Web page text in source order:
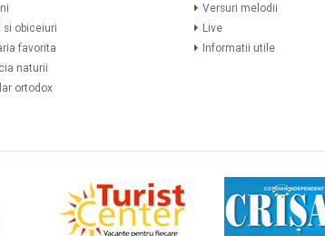
si obiceiuri
favorita
naturii
ortodox
Versuri melodii
Live
Informatii utile